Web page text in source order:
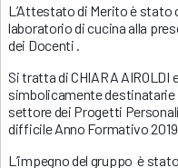
L’Attestato di Merito è stato
laboratorio di cucina alla
dei Docenti .
Si tratta di CHIARA AIROLDI
simbolicamente
settore dei Progetti
difficile Anno Formativo
L’impegno del gruppo è